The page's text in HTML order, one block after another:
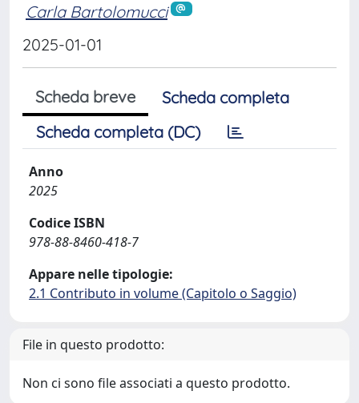
Carla Bartolomucci
2025-01-01
Scheda breve
Scheda completa
Scheda completa (DC)
Anno
2025
Codice ISBN
978-88-8460-418-7
Appare nelle tipologie:
2.1 Contributo in volume (Capitolo o Saggio)
File in questo prodotto:
Non ci sono file associati a questo prodotto.